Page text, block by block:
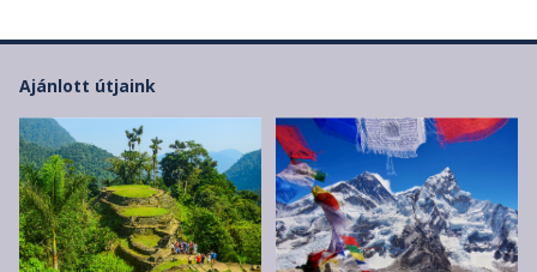
Ajánlott útjaink